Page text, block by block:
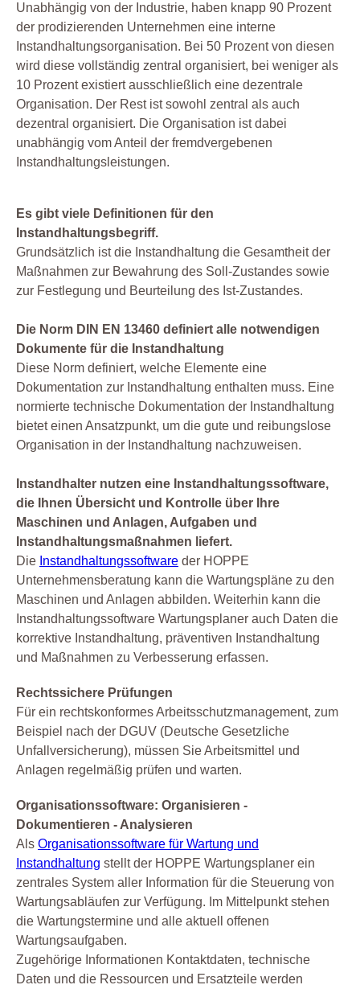
Unabhängig von der Industrie, haben knapp 90 Prozent
der prodizierenden Unternehmen eine interne
Instandhaltungsorganisation. Bei 50 Prozent von diesen
wird diese vollständig zentral organisiert, bei weniger als
10 Prozent existiert ausschließlich eine dezentrale
Organisation. Der Rest ist sowohl zentral als auch
dezentral organisiert. Die Organisation ist dabei
unabhängig vom Anteil der fremdvergebenen
Instandhaltungsleistungen.
Es gibt viele Definitionen für den
Instandhaltungsbegriff.
Grundsätzlich ist die Instandhaltung die Gesamtheit der
Maßnahmen zur Bewahrung des Soll-Zustandes sowie
zur Festlegung und Beurteilung des Ist-Zustandes.
Die Norm DIN EN 13460 definiert alle notwendigen
Dokumente für die Instandhaltung
Diese Norm definiert, welche Elemente eine
Dokumentation zur Instandhaltung enthalten muss. Eine
normierte technische Dokumentation der Instandhaltung
bietet einen Ansatzpunkt, um die gute und reibungslose
Organisation in der Instandhaltung nachzuweisen.
Instandhalter nutzen eine Instandhaltungssoftware,
die Ihnen Übersicht und Kontrolle über Ihre
Maschinen und Anlagen, Aufgaben und
Instandhaltungsmaßnahmen liefert.
Die Instandhaltungssoftware der HOPPE
Unternehmensberatung kann die Wartungspläne zu den
Maschinen und Anlagen abbilden. Weiterhin kann die
Instandhaltungssoftware Wartungsplaner auch Daten die
korrektive Instandhaltung, präventiven Instandhaltung
und Maßnahmen zu Verbesserung erfassen.
Rechtssichere Prüfungen
Für ein rechtskonformes Arbeitsschutzmanagement, zum
Beispiel nach der DGUV (Deutsche Gesetzliche
Unfallversicherung), müssen Sie Arbeitsmittel und
Anlagen regelmäßig prüfen und warten.
Organisationssoftware: Organisieren -
Dokumentieren - Analysieren
Als Organisationssoftware für Wartung und
Instandhaltung stellt der HOPPE Wartungsplaner ein
zentrales System aller Information für die Steuerung von
Wartungsabläufen zur Verfügung. Im Mittelpunkt stehen
die Wartungstermine und alle aktuell offenen
Wartungsaufgaben.
Zugehörige Informationen Kontaktdaten, technische
Daten und die Ressourcen und Ersatzteile werden